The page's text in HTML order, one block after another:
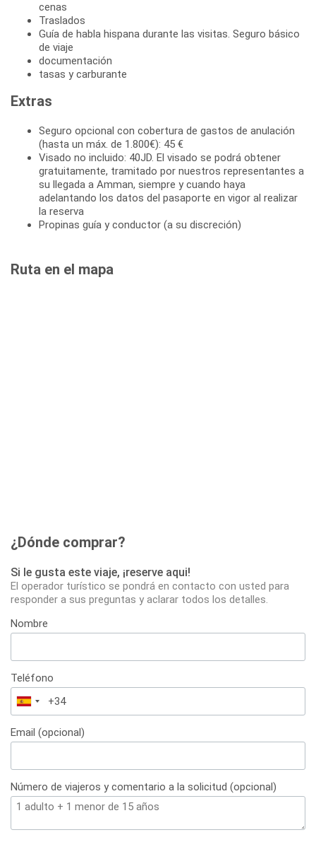
cenas
Traslados
Guía de habla hispana durante las visitas. Seguro básico
de viaje
documentación
tasas y carburante
Extras
Seguro opcional con cobertura de gastos de anulación
(hasta un máx. de 1.800€): 45 €
Visado no incluido: 40JD. El visado se podrá obtener
gratuitamente, tramitado por nuestros representantes a
su llegada a Amman, siempre y cuando haya
adelantando los datos del pasaporte en vigor al realizar
la reserva
Propinas guía y conductor (a su discreción)
Ruta en el mapa
¿Dónde comprar?
Si le gusta este viaje, ¡reserve aqui!
El operador turístico se pondrá en contacto con usted para
responder a sus preguntas y aclarar todos los detalles.
Nombre
Teléfono
España
+34
Email (opcional)
Número de viajeros y comentario a la solicitud (opcional)